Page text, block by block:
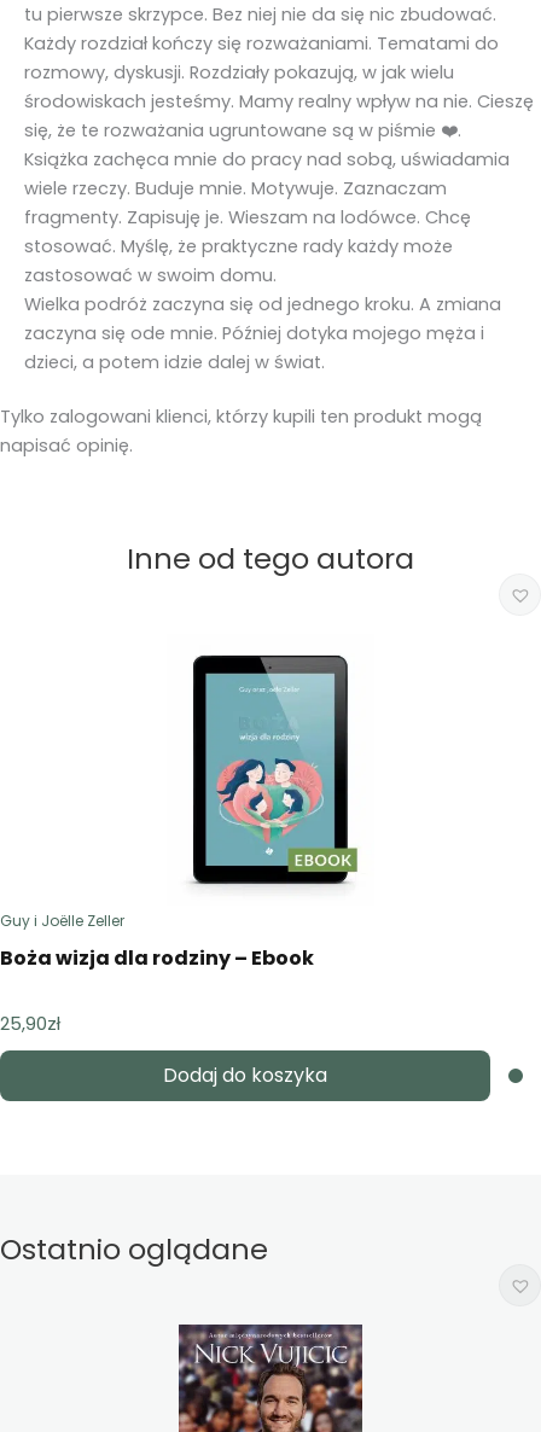
tu pierwsze skrzypce. Bez niej nie da się nic zbudować.
Każdy rozdział kończy się rozważaniami. Tematami do
rozmowy, dyskusji. Rozdziały pokazują, w jak wielu
środowiskach jesteśmy. Mamy realny wpływ na nie. Cieszę
się, że te rozważania ugruntowane są w piśmie ❤️.
Książka zachęca mnie do pracy nad sobą, uświadamia
wiele rzeczy. Buduje mnie. Motywuje. Zaznaczam
fragmenty. Zapisuję je. Wieszam na lodówce. Chcę
stosować. Myślę, że praktyczne rady każdy może
zastosować w swoim domu.
Wielka podróż zaczyna się od jednego kroku. A zmiana
zaczyna się ode mnie. Później dotyka mojego męża i
dzieci, a potem idzie dalej w świat.
Tylko zalogowani klienci, którzy kupili ten produkt mogą
napisać opinię.
Inne od tego autora
Guy i Joëlle Zeller
Boża wizja dla rodziny – Ebook
25,90zł
Dodaj do koszyka
Ostatnio oglądane